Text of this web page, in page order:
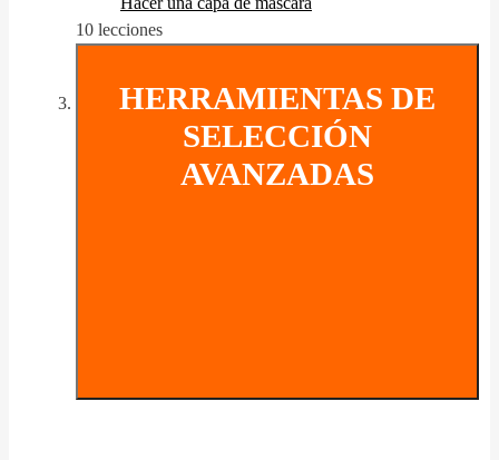
10 lecciones
HERRAMIENTAS DE
SELECCIÓN
AVANZADAS